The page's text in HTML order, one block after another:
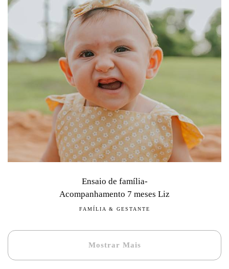
Ensaio de família-
Acompanhamento 7 meses Liz
FAMÍLIA & GESTANTE
Mostrar Mais